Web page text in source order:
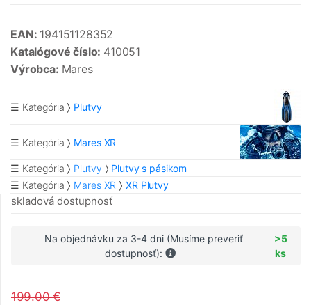
EAN: 194151128352
Katalógové číslo: 410051
Výrobca: Mares
☰ Kategória Plutvy
☰ Kategória Mares XR
☰ Kategória Plutvy
Plutvy s pásikom
☰ Kategória
Mares XR XR Plutvy
skladová dostupnosť
Na objednávku za 3-4 dni (Musíme preveriť
dostupnosť):
>5
ks
199.00 €